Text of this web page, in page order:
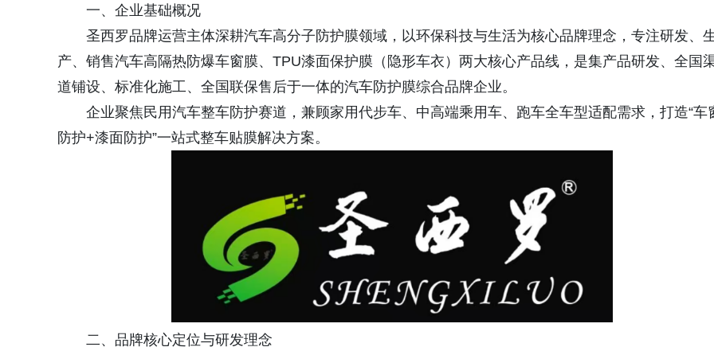
一、企业基础概况
圣西罗品牌运营主体深耕汽车高分子防护膜领域，以环保科技与生活为核心品牌理念，专注研发、
产、销售汽车高隔热防爆车窗膜、TPU漆面保护膜（隐形车衣）两大核心产品线，是集产品研发、全国
道铺设、标准化施工、全国联保售后于一体的汽车防护膜综合品牌企业。
企业聚焦民用汽车整车防护赛道，兼顾家用代步车、中高端乘用车、跑车全车型适配需求，打造“车
防护+漆面防护”一站式整车贴膜解决方案。
二、品牌核心定位与研发理念